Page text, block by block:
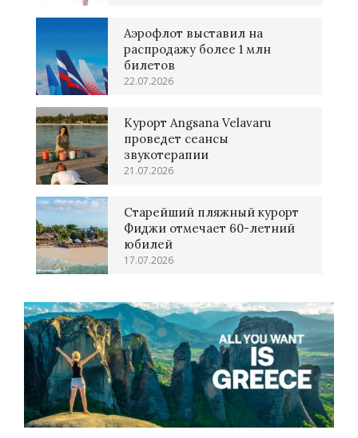
Аэрофлот выставил на
распродажу более 1 млн
билетов
22.07.2026
Курорт Angsana Velavaru
проведет сеансы
звукотерапии
21.07.2026
Старейший пляжный курорт
Фиджи отмечает 60-летний
юбилей
17.07.2026